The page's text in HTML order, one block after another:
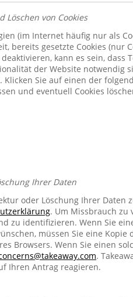
Löschen von Cookies
(im Internet häufig nur als
bereits gesetzte Cookies (nur
kann es sein,
der Website notwendig
Sie auf einen der
und eventuell Cookies
Ihrer Daten
oder Löschung Ihrer Daten
. Um Missbrauch zu
zu identifizieren. Wenn Sie
müssen Sie eine Kopie
Browsers. Wenn Sie einen
.
Ihren Antrag reagieren.